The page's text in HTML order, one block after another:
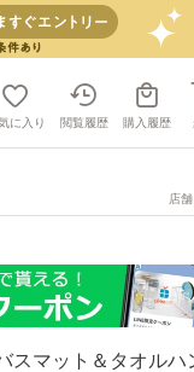
に入り 閲覧履歴 購入履歴
店
スマット＆タオルハ